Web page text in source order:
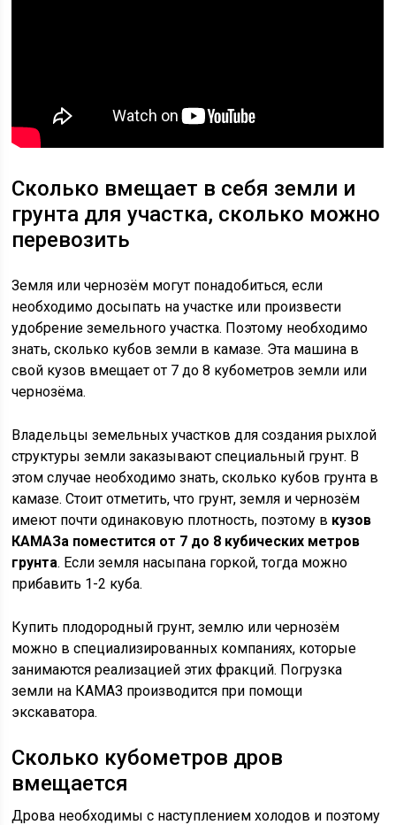
Сколько вмещает в себя земли и
грунта для участка, сколько можно
перевозить
Земля или чернозём могут понадобиться, если
необходимо досыпать на участке или произвести
удобрение земельного участка. Поэтому необходимо
знать, сколько кубов земли в камазе. Эта машина в
свой кузов вмещает от 7 до 8 кубометров земли или
чернозёма.
Владельцы земельных участков для создания рыхлой
структуры земли заказывают специальный грунт. В
этом случае необходимо знать, сколько кубов грунта в
камазе. Стоит отметить, что грунт, земля и чернозём
имеют почти одинаковую плотность, поэтому в кузов
КАМАЗа поместится от 7 до 8 кубических метров
грунта. Если земля насыпана горкой, тогда можно
прибавить 1-2 куба.
Купить плодородный грунт, землю или чернозём
можно в специализированных компаниях, которые
занимаются реализацией этих фракций. Погрузка
земли на КАМАЗ производится при помощи
экскаватора.
Сколько кубометров дров
вмещается
Дрова необходимы с наступлением холодов и поэтому